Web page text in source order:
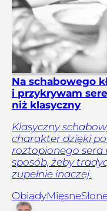
Na schabowego
i przykrywam
niż klasyczny
Klasyczny
charakter dzięki
roztopionego sera
sposób, żeby
zupełnie inaczej.
ObiadyMięsne